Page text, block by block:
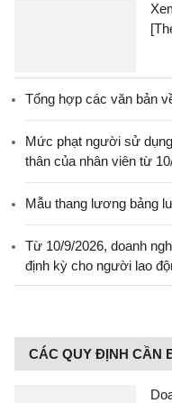
Tổng hợp các văn bản
Mức phạt người sử
thân của nhân viên từ
Mẫu thang lương bảng
Từ 10/9/2026, doanh
định kỳ cho người lao
CÁC QUY ĐỊNH CẦN